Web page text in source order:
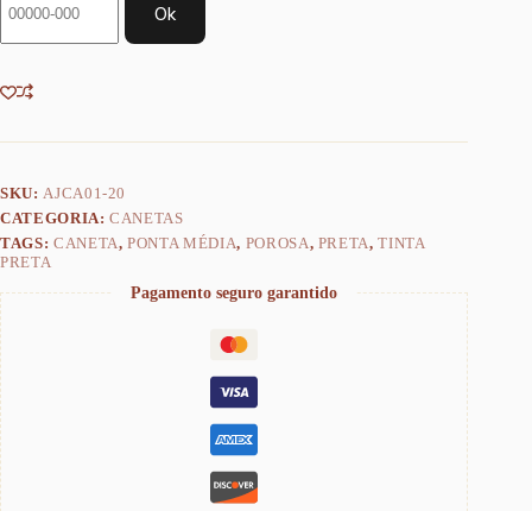
Média
quantidade
Ok
SKU: AJCA01-20
CATEGORIA:CANETAS
TAGS: CANETA,PONTA MÉDIA, POROSA, PRETA,TINTA
PRETA
Pagamento seguro garantido